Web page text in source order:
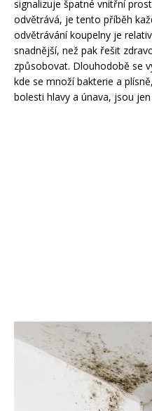
signalizuje špatné vnitřní
odvětrává, je tento příběh
odvětrávání koupelny je
snadnější, než pak řešit
způsobovat. Dlouhodobě se
kde se množí bakterie a
bolesti hlavy a únava, jsou